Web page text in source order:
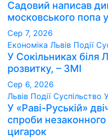
Садовий написав
московського попа
Сер 7, 2026
Економіка Львів Події
У Сокільниках біля
розвитку, – ЗМІ
Сер 6, 2026
Львів Події Суспільство
У «Раві-Руській»
спроби
цигарок